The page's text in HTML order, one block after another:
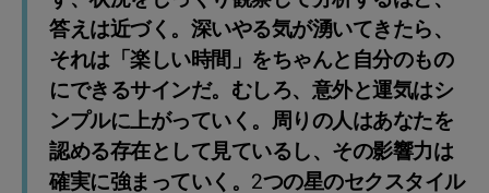
答えは近づく。深いやる気が湧いてきたら、
それは「楽しい時間」をちゃんと自分のもの
にできるサインだ。むしろ、意外と運気はシ
ンプルに上がっていく。周りの人はあなたを
認める存在として見ているし、その影響力は
確実に強まっていく。2つの星のセクスタイル